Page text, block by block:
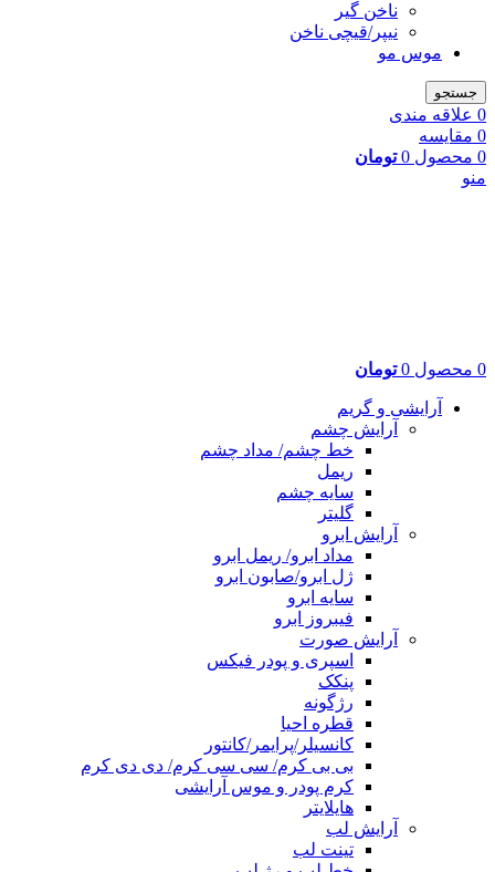
ناخن گیر
نیپر/قیچی ناخن
موس مو
جستجو
0 علاقه مندی
0 مقایسه
0 محصول 0 تومان
منو
0 محصول 0 تومان
آرایشی و گریم
آرایش چشم
خط چشم/ مداد چشم
ریمل
سایه چشم
گلیتر
آرایش ابرو
مداد ابرو/ ریمل ابرو
ژل ابرو/صابون ابرو
سایه ابرو
فیبروز ابرو
آرایش صورت
اسپری و پودر فیکس
پنکک
رژگونه
قطره احیا
کانسیلر/پرایمر/کانتور
بی بی کرم/ سی سی کرم/ دی دی کرم
کرم پودر و موس آرایشی
هایلایتر
آرایش لب
تینت لب